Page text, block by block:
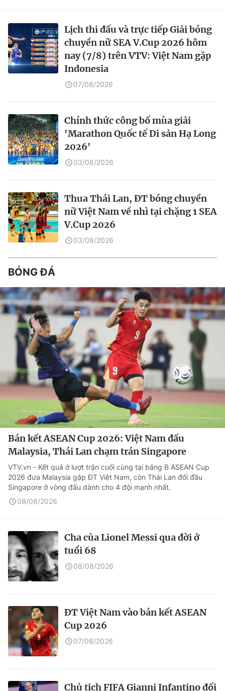
Lịch thi đấu và trực tiếp Giải bóng
chuyền nữ SEA V.Cup 2026 hôm
nay (7/8) trên VTV: Việt Nam gặp
Indonesia
07/08/2026
Chính thức công bố mùa giải
'Marathon Quốc tế Di sản Hạ Long
2026'
03/08/2026
Thua Thái Lan, ĐT bóng chuyền
nữ Việt Nam về nhì tại chặng 1 SEA
V.Cup 2026
03/08/2026
BÓNG ĐÁ
Bán kết ASEAN Cup 2026: Việt Nam đấu
Malaysia, Thái Lan chạm trán Singapore
VTV.vn - Kết quả ở lượt trận cuối cùng tại bảng B ASEAN Cup
2026 đưa Malaysia gặp ĐT Việt Nam, còn Thái Lan đối đầu
Singapore ở vòng đấu dành cho 4 đội mạnh nhất.
08/08/2026
Cha của Lionel Messi qua đời ở
tuổi 68
08/08/2026
ĐT Việt Nam vào bán kết ASEAN
Cup 2026
07/08/2026
Chủ tịch FIFA Gianni Infantino đối